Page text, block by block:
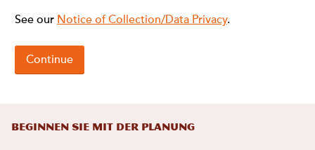
Beginnen Sie mit der Planung